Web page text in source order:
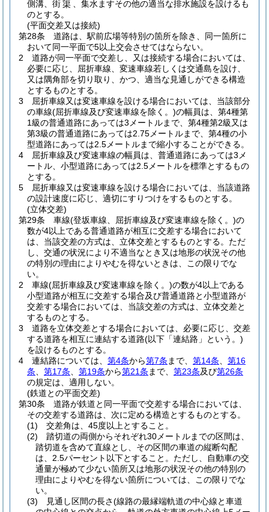
側溝、街渠
、集水ますその他の適当な排水施設を設けるも
のとする。
(平面交差又は接続)
第28条
道路は、駅前広場等特別の箇所を除き、同一箇所に
おいて同一平面で5以上交会させてはならない。
2
道路が同一平面で交差し、又は接続する場合においては、
必要に応じ、屈折車線、変速車線若しくは交通島を設け、
又は隅角部を切り取り、かつ、適当な見通しができる構造
とするものとする。
3
屈折車線又は変速車線を設ける場合においては、当該部分
の車線(屈折車線及び変速車線を除く。)の幅員は、第4種第
1級の普通道路にあっては3メートルまで、第4種第2級又は
第3級の普通道路にあっては2.75メートルまで、第4種の小
型道路にあっては2.5メートルまで縮小することができる。
4
屈折車線及び変速車線の幅員は、普通道路にあっては3メ
ートル、小型道路にあっては2.5メートルを標準とするもの
とする。
5
屈折車線又は変速車線を設ける場合においては、当該道路
の設計速度に応じ、適切にすりつけをするものとする。
(立体交差)
第29条
車線(登坂車線、屈折車線及び変速車線を除く。)の
数が4以上である普通道路が相互に交差する場合において
は、当該交差の方式は、立体交差とするものとする。 ただ
し、交通の状況により不適当なとき又は地形の状況その他
の特別の理由によりやむを得ないときは、この限りでな
い。
2
車線(屈折車線及び変速車線を除く。)の数が4以上である
小型道路が相互に交差する場合及び普通道路と小型道路が
交差する場合においては、当該交差の方式は、立体交差と
するものとする。
3
道路を立体交差とする場合においては、必要に応じ、交差
する道路を相互に連結する道路(以下「連結路」という。)
を設けるものとする。
4
連結路については、 第4条から第7条 まで、 第14条
第16
条
第17条 第19条から第21条 まで、 第23条及び第26条
の規定は、適用しない。
(鉄道との平面交差)
第30条
道路が鉄道と同一平面で交差する場合においては、
その交差する道路は、次に定める構造とするものとする。
(1)
交差角は、45度以上とすること。
(2)
踏切道の両側からそれぞれ30メートルまでの区間は、
踏切道を含めて直線とし、その区間の車道の縦断勾配
は、2.5パーセント以下とすること。 ただし、自動車の交
通量が極めて少ない箇所又は地形の状況その他の特別の
理由によりやむを得ない箇所については、この限りでな
い。
(3)
見通し区間の長さ(線路の最縁端軌道の中心線と車道